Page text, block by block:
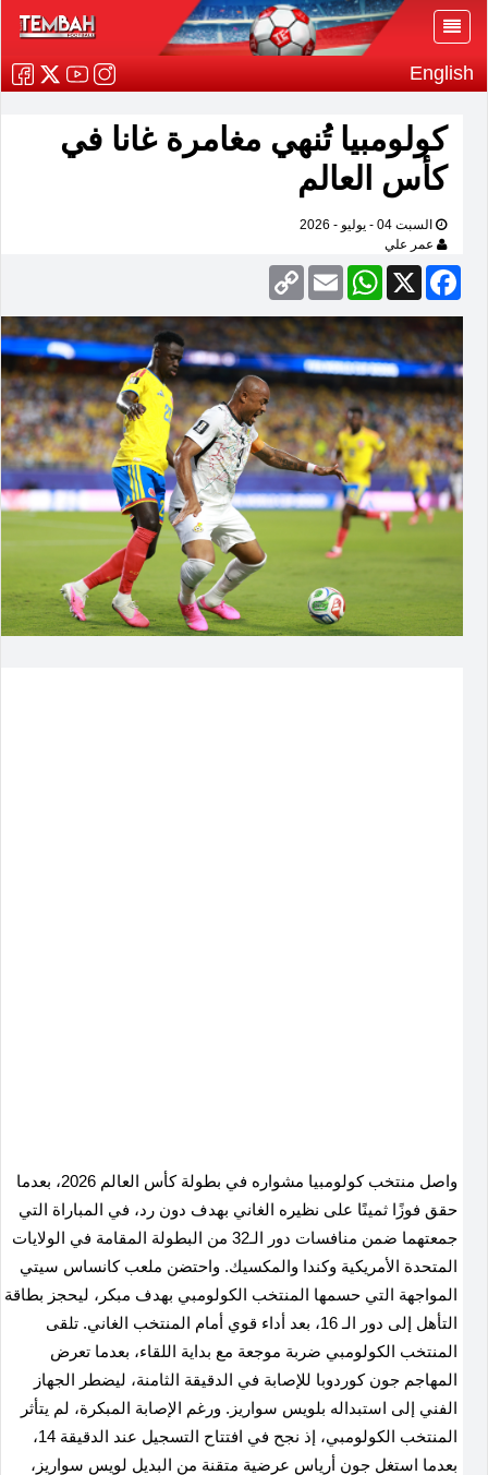
English
كولومبيا تُنهي مغامرة غانا في
كأس العالم
السبت 04 - يوليو - 2026
عمر علي
Facebook
X
WhatsApp
Email
Copy
Link
واصل منتخب كولومبيا مشواره في بطولة كأس العالم 2026، بعدما
حقق فوزًا ثمينًا على نظيره الغاني بهدف دون رد، في المباراة التي
جمعتهما ضمن منافسات دور الـ32 من البطولة المقامة في الولايات
المتحدة الأمريكية وكندا والمكسيك. واحتضن ملعب كانساس سيتي
المواجهة التي حسمها المنتخب الكولومبي بهدف مبكر، ليحجز بطاقة
التأهل إلى دور الـ 16، بعد أداء قوي أمام المنتخب الغاني. تلقى
المنتخب الكولومبي ضربة موجعة مع بداية اللقاء، بعدما تعرض
المهاجم جون كوردوبا للإصابة في الدقيقة الثامنة، ليضطر الجهاز
الفني إلى استبداله بلويس سواريز. ورغم الإصابة المبكرة، لم يتأثر
المنتخب الكولومبي، إذ نجح في افتتاح التسجيل عند الدقيقة 14،
بعدما استغل جون أرياس عرضية متقنة من البديل لويس سواريز،